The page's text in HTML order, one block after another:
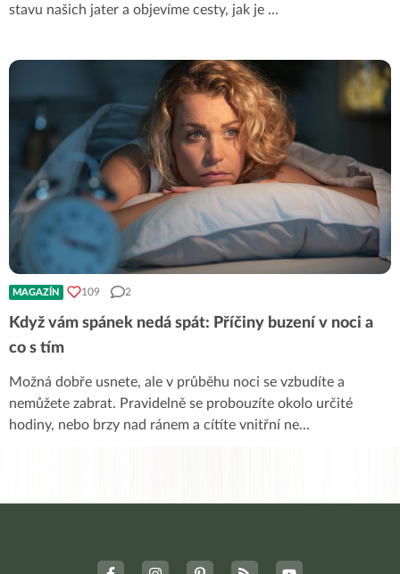
stavu našich jater a objevíme cesty, jak je ...
MAGAZÍN 109 2
Když vám spánek nedá spát: Příčiny buzení v noci a
co s tím
Možná dobře usnete, ale v průběhu noci se vzbudíte a
nemůžete zabrat. Pravidelně se probouzíte okolo určité
hodiny, nebo brzy nad ránem a cítíte vnitřní ne...